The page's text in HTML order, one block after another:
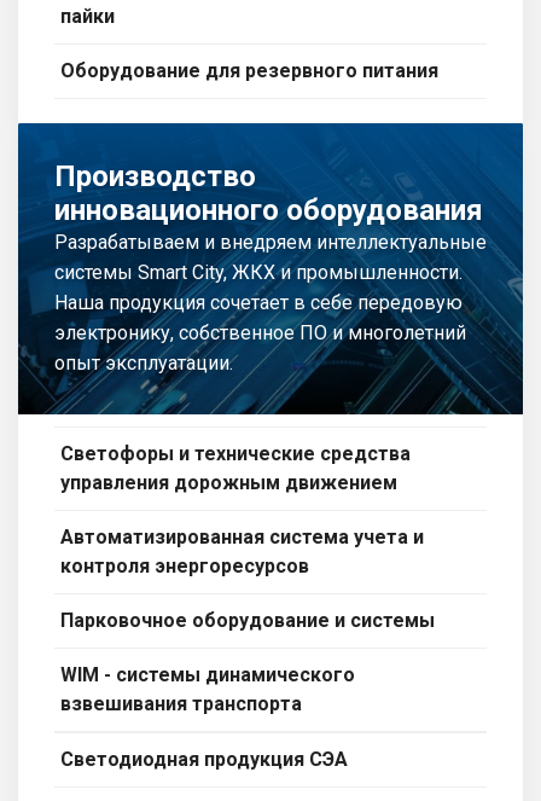
пайки
Оборудование для резервного питания
Производство
инновационного оборудования
Разрабатываем и внедряем интеллектуальные
системы Smart City, ЖКХ и промышленности.
Наша продукция сочетает в себе передовую
электронику, собственное ПО и многолетний
опыт эксплуатации.
Светофоры и технические средства
управления дорожным движением
Автоматизированная система учета и
контроля энергоресурсов
Парковочное оборудование и системы
WIM - системы динамического
взвешивания транспорта
Светодиодная продукция СЭА